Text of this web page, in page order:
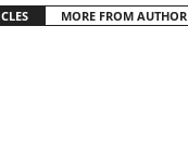
MORE FROM AUTHOR